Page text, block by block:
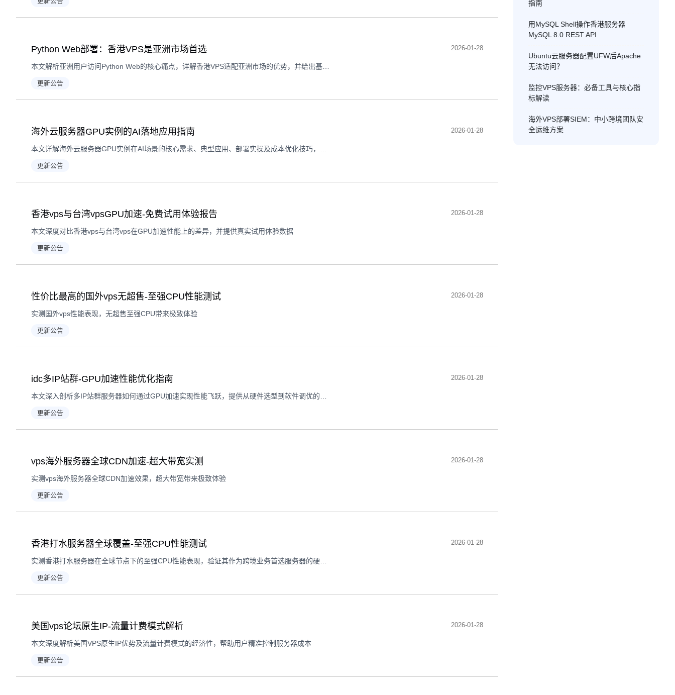
Python Web部署：香港VPS是亚洲市场首选
更新公告
2026-01-28
海外云服务器GPU实例的AI落地应用指南
更新公告
2026-01-28
香港vps与台湾vpsGPU加速-免费试用体验报告
本文深度对比香港vps与台湾vps在GPU加速性能上的差异，并提供真实试用体验数据
更新公告
2026-01-28
性价比最高的国外vps无超售-至强CPU性能测试
实测国外vps性能表现，无超售至强CPU带来极致体验
更新公告
2026-01-28
idc多IP站群-GPU加速性能优化指南
更新公告
2026-01-28
vps海外服务器全球CDN加速-超大带宽实测
实测vps海外服务器全球CDN加速效果，超大带宽带来极致体验
更新公告
2026-01-28
香港打水服务器全球覆盖-至强CPU性能测试
更新公告
2026-01-28
美国vps论坛原生IP-流量计费模式解析
本文深度解析美国VPS原生IP优势及流量计费模式的经济性，帮助用户精准控制服务器成本
更新公告
2026-01-28
指南
用MySQL Shell操作香港服务器
MySQL 8.0 REST API
Ubuntu云服务器配置UFW后Apache
无法访问？
监控VPS服务器：必备工具与核心指
标解读
海外VPS部署SIEM：中小跨境团队安
全运维方案